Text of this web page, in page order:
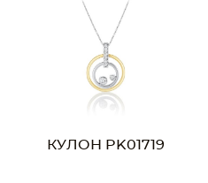
КУЛОН PK01719